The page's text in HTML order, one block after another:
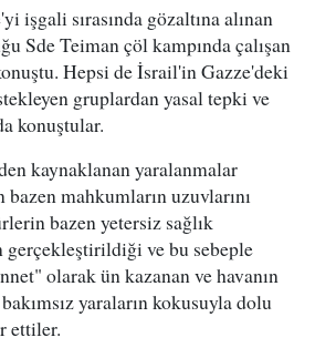
işgali sırasında gözaltına alınan
Sde Teiman çöl kampında çalışan
Hepsi de İsrail'in Gazze'deki
gruplardan yasal tepki ve
konuştular.
kaynaklanan yaralanmalar
mahkumların uzuvlarını
bazen yetersiz sağlık
gerçekleştirildiği ve bu sebeple
olarak ün kazanan ve havanın
yaraların kokusuyla dolu
ettiler.